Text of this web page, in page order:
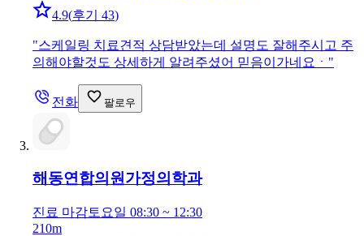
4.9(후기 43)
"스케일링 치료견적 상담받았는데 설명도 잘해주시고 주
의해야할것도 상세하게 알려주셨어 믿음이가네요ㆍ "
전화 팔로우
해동연합의원가정의학과
진료 마감토요일 08:30 ~ 12:30
210m